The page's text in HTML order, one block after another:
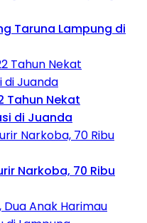
Taruna Lampung di
Tahun Nekat
di Juanda
Narkoba, 70 Ribu